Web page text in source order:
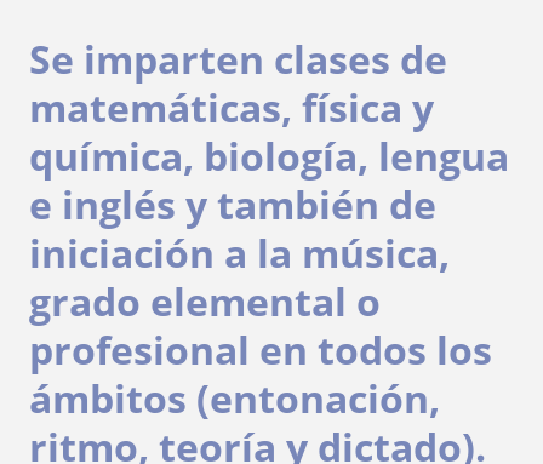
Se imparten clases de
matemáticas, física y
química, biología, lengua
e inglés y también de
iniciación a la música,
grado elemental o
profesional en todos los
ámbitos (entonación,
ritmo, teoría y dictado).